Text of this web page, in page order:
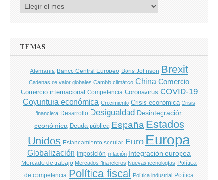
Archivo
TEMAS
Alemania Banco Central Europeo Boris Johnson Brexit
Cadenas de valor globales Cambio climático China Comercio
Comercio internacional Competencia Coronavirus COVID-19
Coyuntura económica Crecimiento Crisis económica Crisis
financiera Desarrollo Desigualdad Desintegración
económica Deuda pública España Estados
Unidos Estancamiento secular Euro Europa
Globalización Imposición inflación Integración europea
Mercado de trabajo Mercados financieros Nuevas tecnologías Política
de competencia Política fiscal Política industrial Política